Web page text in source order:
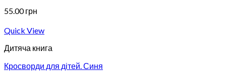
55.00грн
Quick View
Дитяча книга
Кросворди для дітей. Синя